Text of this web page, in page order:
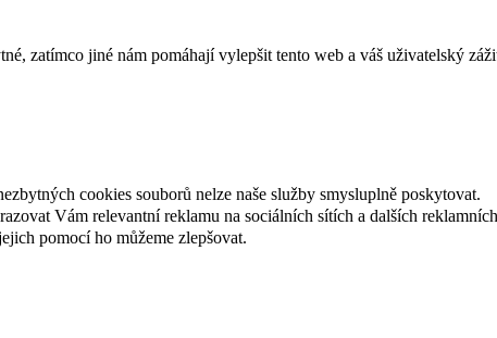
zatímco jiné nám pomáhají vylepšit tento web a váš uživatelský
cookies souborů nelze naše služby smysluplně poskytovat.
Vám relevantní reklamu na sociálních sítích a dalších
pomocí ho můžeme zlepšovat.